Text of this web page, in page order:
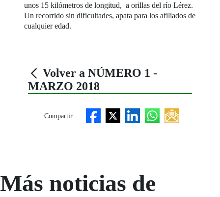
unos 15 kilómetros de longitud, a orillas del río Lérez.
Un recorrido sin dificultades, apata para los afiliados de
cualquier edad.
Volver a NÚMERO 1 -
MARZO 2018
Compartir :
Más noticias de